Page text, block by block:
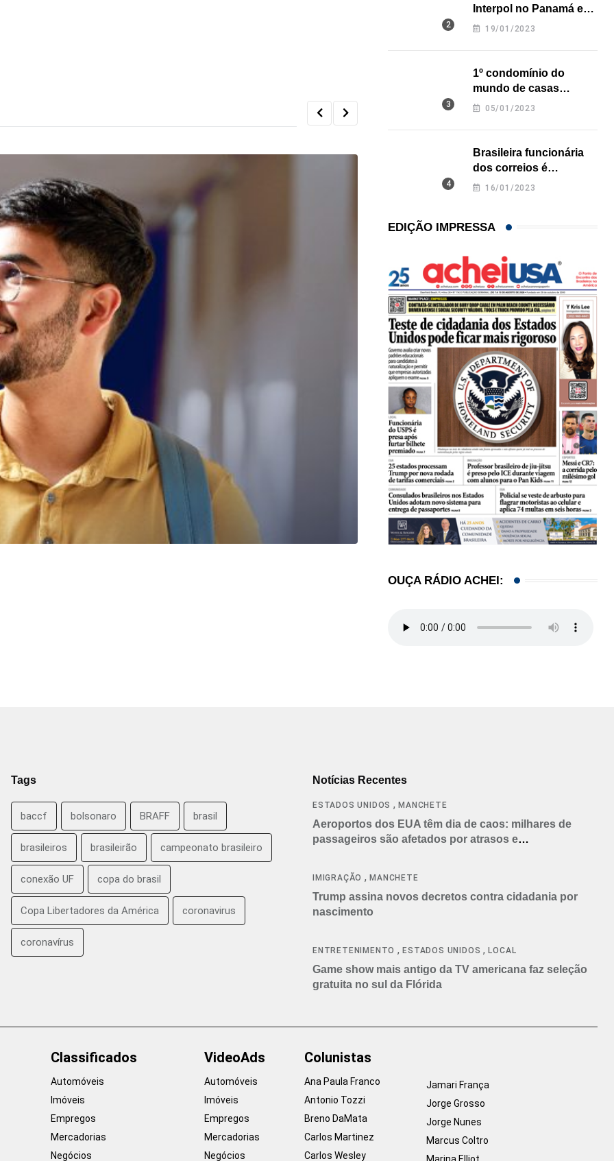
COMUNIDADE
Interpol no Panamá e
pode pegar prisão
19/01/2023
1º condomínio do
mundo de casas
impressas em 3D é
05/01/2023
Brasileira funcionária
dos correios é
assassinada a facadas
16/01/2023
EDIÇÃO IMPRESSA
OUÇA RÁDIO ACHEI:
Tags
baccf bolsonaro BRAFF brasil
brasileiros brasileirão campeonato brasileiro
conexão UF copa do brasil
Copa Libertadores da América coronavirus
coronavírus
Notícias Recentes
ESTADOS UNIDOS ,MANCHETE
Aeroportos dos EUA têm dia de caos: milhares de
passageiros são afetados por atrasos e
IMIGRAÇÃO ,MANCHETE
Trump assina novos decretos contra cidadania por
nascimento
ENTRETENIMENTO ,ESTADOS UNIDOS ,LOCAL
Game show mais antigo da TV americana faz seleção
gratuita no sul da Flórida
Classificados
Automóveis
Imóveis
Empregos
Mercadorias
Negócios
VideoAds
Automóveis
Imóveis
Empregos
Mercadorias
Negócios
Colunistas
Ana Paula Franco
Antonio Tozzi
Breno DaMata
Carlos Martinez
Carlos Wesley
Jamari França
Jorge Grosso
Jorge Nunes
Marcus Coltro